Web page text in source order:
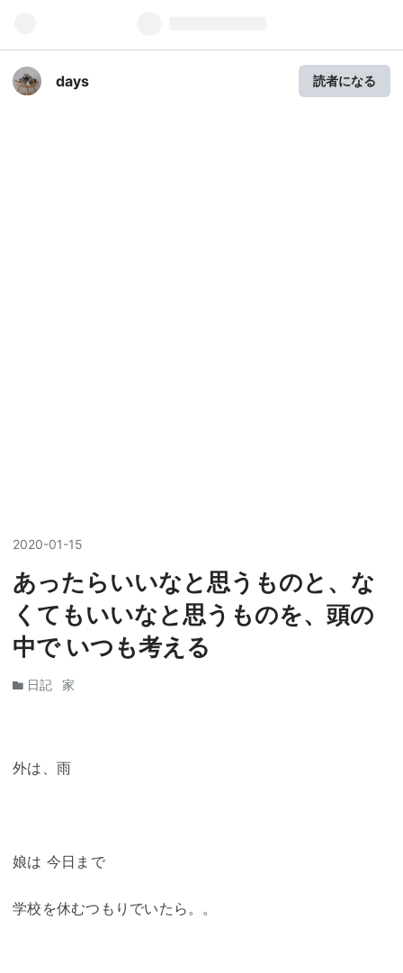
days 読者になる
2020-01-15
あったらいいなと思うものと、な
くてもいいなと思うものを、頭の
中で いつも考える
日記 家
外は、雨
娘は 今日まで
学校を休むつもりでいたら。。